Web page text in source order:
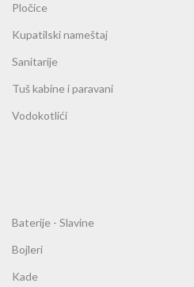
Pločice
Kupatilski nameštaj
Sanitarije
Tuš kabine i paravani
Vodokotlići
Baterije - Slavine
Bojleri
Kade